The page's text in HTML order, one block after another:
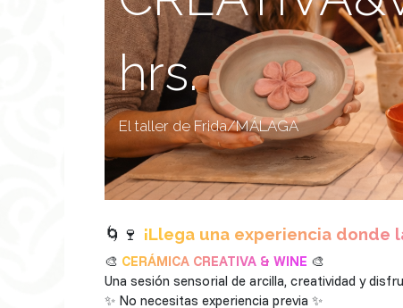
hrs.
El taller de Frida/MÁLAGA
🌀🍷 ¡Llega una experiencia donde
🎨 CERÁMICA CREATIVA & WINE 🎨
Una sesión sensorial de arcilla, creatividad y
✨ No necesitas experiencia previa ✨